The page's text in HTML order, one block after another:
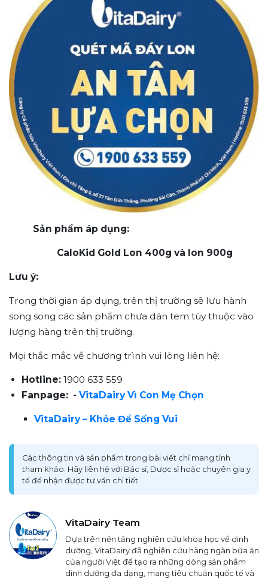
Sản phẩm áp dụng:
CaloKid Gold Lon 400g và lon 900g
Lưu ý:
Trong thời gian áp dụng, trên thị trường sẽ lưu hành
song song các sản phẩm chưa dán tem tùy thuộc vào
lượng hàng trên thị trường.
Mọi thắc mắc về chương trình vui lòng liên hệ:
Hotline: 1900 633 559
Fanpage: - VitaDairy Vì Con Mẹ Chọn
VitaDairy – Khỏe Để Sống Vui
Các thông tin và sản phẩm trong bài viết chỉ mang tính
tham khảo. Hãy liên hệ với Bác sĩ, Dược sĩ hoặc chuyên gia y
tế để nhận được tư vấn chi tiết.
VitaDairy Team
Dựa trên nền tảng nghiên cứu khoa học về dinh
dưỡng, VitaDairy đã nghiên cứu hàng ngàn bữa ăn
của người Việt để tạo ra những dòng sản phẩm
dinh dưỡng đa dạng, mang tiêu chuẩn quốc tế và